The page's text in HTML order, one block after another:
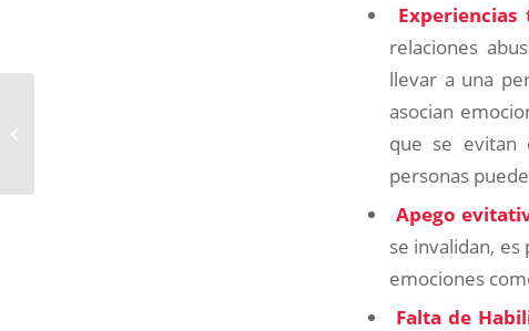
Experiencias
relaciones
llevar a una
asocian
que se evitan
personas
Apego
se invalidan,
emociones
Falta de